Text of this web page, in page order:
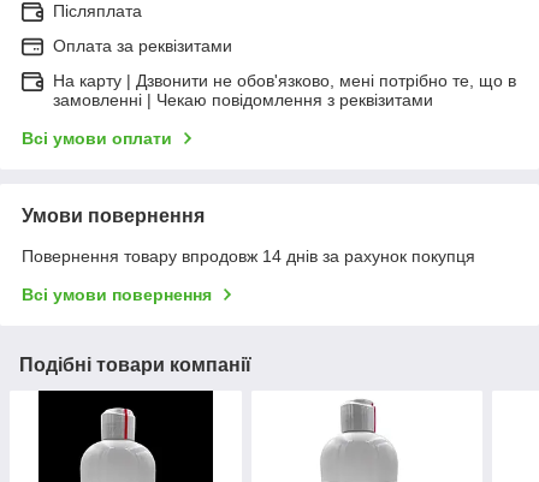
Післяплата
Оплата за реквізитами
На карту | Дзвонити не обов'язково, мені потрібно те, що в
замовленні | Чекаю повідомлення з реквізитами
Всі умови оплати
Умови повернення
Повернення товару впродовж 14 днів за рахунок покупця
Всі умови повернення
Подібні товари компанії